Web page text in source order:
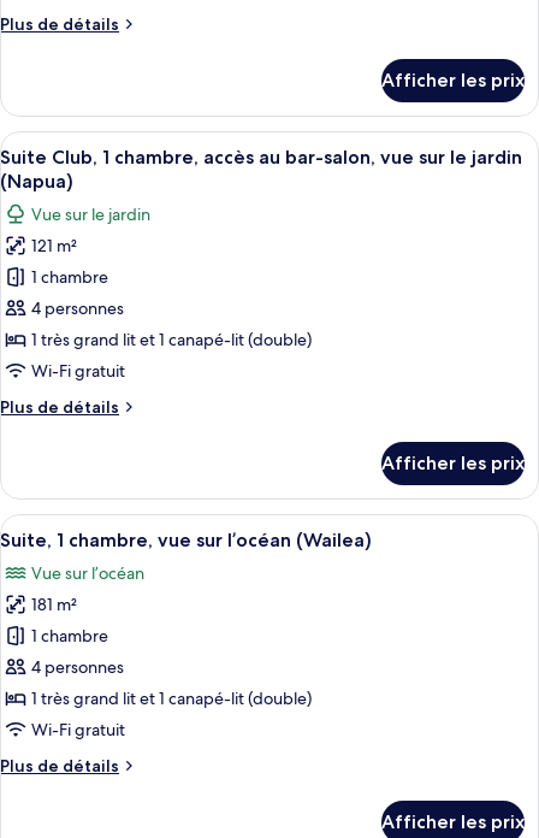
royale,
accès
au
bar-
salon,
vue
sur
l’océan
(Napua)
Plus de détails
Plus
Suite
royale,
1
chambre,
accès
au
bar-
salon,
vue
sur
(Napua)
Afficher les prix
Afficher
toutes
les
photos
pour
ce
type
de
chambre :
Club,
accès
au
salon,
vue
sur
le
jardin
(Napua)
Un hôtel à plusieurs étages doté de
5
Suite Club, 1 chambre, accès au bar-salon, vue sur le jardin
(Napua)
Vue sur le jardin
121 m²
1 chambre
4 personnes
1 très grand lit et 1 canapé-lit (double)
Wi-Fi gratuit
Plus de détails
Plus
Suite
Club,
1
accès
au
bar-
salon,
vue
sur
le
jardin
Afficher les prix
Afficher
toutes
les
photos
pour
ce
type
de
chambre :
Suite,
Un salon comprenant un canapé, un
4
Suite, 1 chambre, vue sur l’océan (Wailea)
Vue sur l’océan
181 m²
1 chambre
4 personnes
1 très grand lit et 1 canapé-lit (double)
Wi-Fi gratuit
Plus de détails
Plus
Afficher les prix